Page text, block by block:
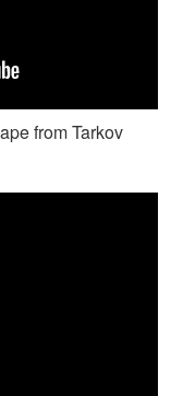
from Tarkov